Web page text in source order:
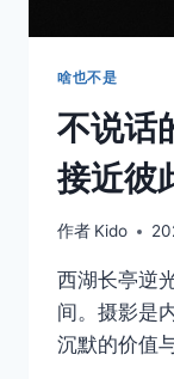
啥也不是
不说话
接近彼
作者 Kido
西湖长亭逆
间。摄影是
沉默的价值